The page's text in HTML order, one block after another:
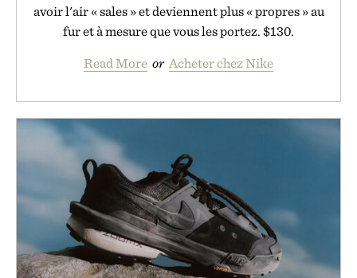
avoir l'air « sales » et deviennent plus « propres » au
fur et à mesure que vous les portez. $130.
Read More or Acheter chez Nike